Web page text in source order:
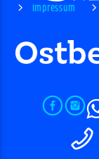
Impressum